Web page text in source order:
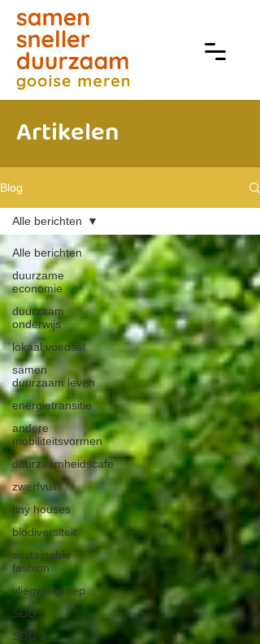
Artikelen
Blog
Alle berichten
duurzame
economie
duurzaam
onderwijs
lokaal voedsel
samen
duurzaam leven
energietransitie
andere
mobiliteitsvormen
duurzaamheidscafe
zwerfvuil
tiny houses
biodiversiteit
sustainable
fashion
vliegwielgroep
SDG 1
SDG 2
Alle berichten